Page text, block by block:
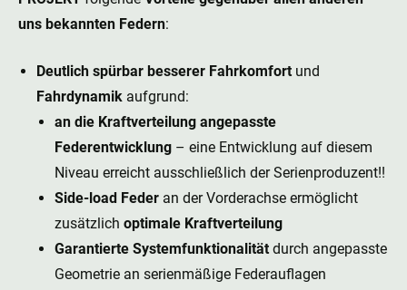
uns bekannten Federn:
Deutlich spürbar besserer Fahrkomfort und
Fahrdynamik aufgrund:
an die Kraftverteilung angepasste
Federentwicklung – eine Entwicklung auf diesem
Niveau erreicht ausschließlich der Serienproduzent!!
Side-load Feder an der Vorderachse ermöglicht
zusätzlich optimale Kraftverteilung
Garantierte Systemfunktionalität durch angepasste
Geometrie an serienmäßige Federauflagen